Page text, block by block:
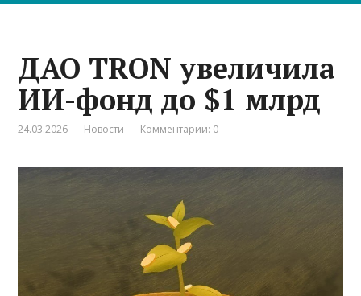
ДАО TRON увеличила
ИИ-фонд до $1 млрд
24.03.2026 Новости Комментарии: 0